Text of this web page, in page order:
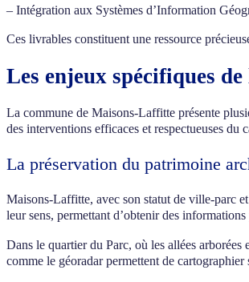
– Intégration aux Systèmes d’Information
Ces livrables constituent une ressource
Les enjeux spécifiques
La commune de Maisons-Laffitte présente
des interventions efficaces et respectueuses du
La préservation du patrimoine
Maisons-Laffitte, avec son statut de ville-parc
leur sens, permettant d’obtenir des
Dans le quartier du Parc, où les allées arborées
comme le géoradar permettent de